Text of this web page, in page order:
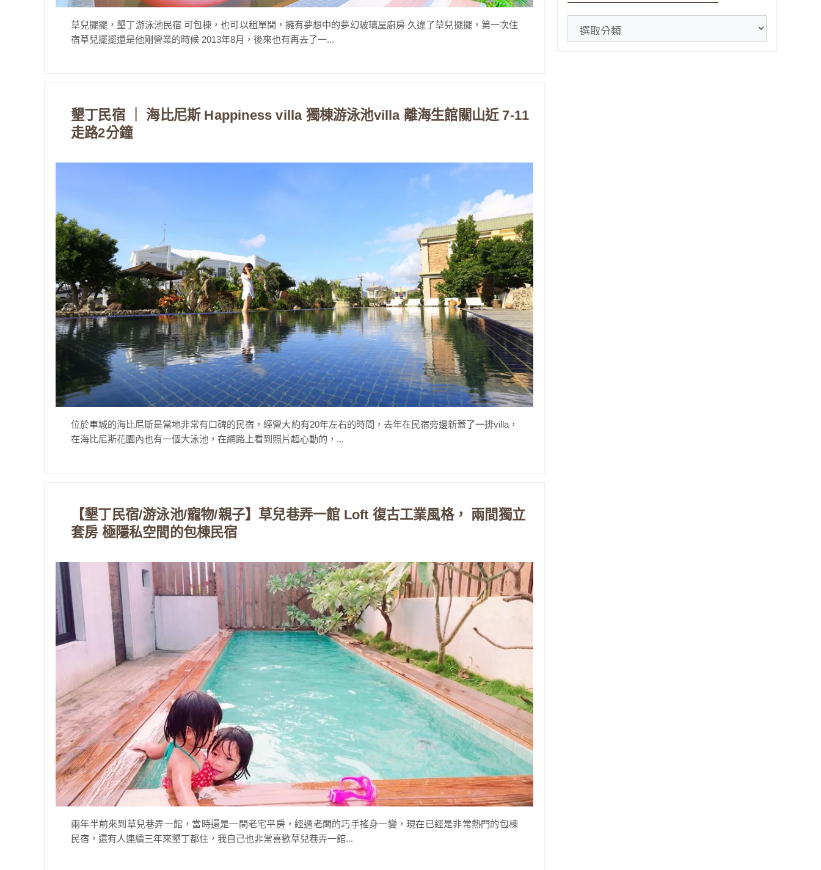
草兒擺擺，墾丁游泳池民宿 可包棟，也可以租單間，擁有夢想中的夢幻玻璃屋廚房 久違了草兒擺擺，第一次住
宿草兒擺擺還是他剛營業的時候 2013年8月，後來也有再去了一...
墾丁民宿 ｜ 海比尼斯 Happiness villa 獨棟游泳池villa 離海生館關山近 7-11
走路2分鐘
位於車城的海比尼斯是當地非常有口碑的民宿，經營大約有20年左右的時間，去年在民宿旁邊新蓋了一排villa，
在海比尼斯花園內也有一個大泳池，在網路上看到照片超心動的，...
【墾丁民宿/游泳池/寵物/親子】草兒巷弄一館 Loft 復古工業風格， 兩間獨立
套房 極隱私空間的包棟民宿
兩年半前來到草兒巷弄一館，當時還是一間老宅平房，經過老闆的巧手搖身一變，現在已經是非常熱門的包棟
民宿，還有人連續三年來墾丁都住，我自己也非常喜歡草兒巷弄一館...